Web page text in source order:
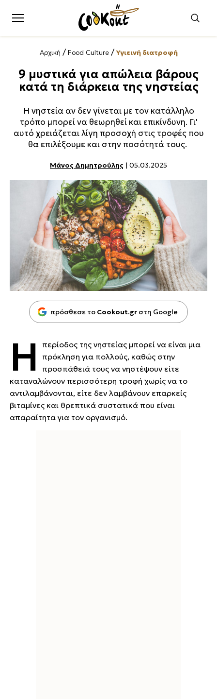
Αρχική / Food Culture/Υγιεινή διατροφή
9 μυστικά για απώλεια βάρους
κατά τη διάρκεια της νηστείας
Η νηστεία αν δεν γίνεται με τον κατάλληλο
τρόπο μπορεί να θεωρηθεί και επικίνδυνη. Γι'
αυτό χρειάζεται λίγη προσοχή στις τροφές που
θα επιλέξουμε και στην ποσότητά τους.
Μάνος Δημητρούλης | 05.03.2025
πρόσθεσε το Cookout.gr στη Google
Η
περίοδος της νηστείας μπορεί να είναι μια
πρόκληση για πολλούς, καθώς στην
προσπάθειά τους να νηστέψουν είτε
καταναλώνουν περισσότερη τροφή χωρίς να το
αντιλαμβάνονται, είτε δεν λαμβάνουν επαρκείς
βιταμίνες και θρεπτικά συστατικά που είναι
απαραίτητα για τον οργανισμό.